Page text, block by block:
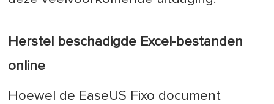
Herstel beschadigde Excel-bestanden
online
Hoewel de EaseUS Fixo document